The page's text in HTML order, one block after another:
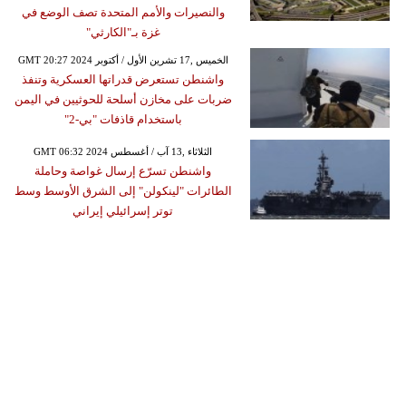
والنصيرات والأمم المتحدة تصف الوضع في
غزة بـ"الكارثي"
GMT 20:27 2024 الخميس ,17 تشرين الأول / أكتوبر
واشنطن تستعرض قدراتها العسكرية وتنفذ
ضربات على مخازن أسلحة للحوثيين في اليمن
باستخدام قاذفات "بي-2"
GMT 06:32 2024 الثلاثاء ,13 آب / أغسطس
واشنطن تسرّع إرسال غواصة وحاملة
الطائرات "لينكولن" إلى الشرق الأوسط وسط
توتر إسرائيلي إيراني